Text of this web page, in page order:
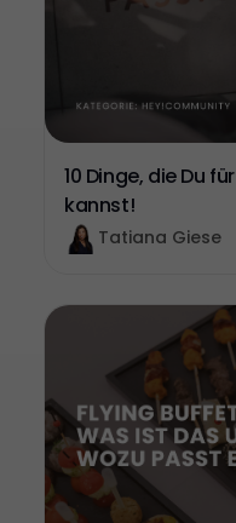
10 Dinge, die Du
kannst!
Tatiana Giese